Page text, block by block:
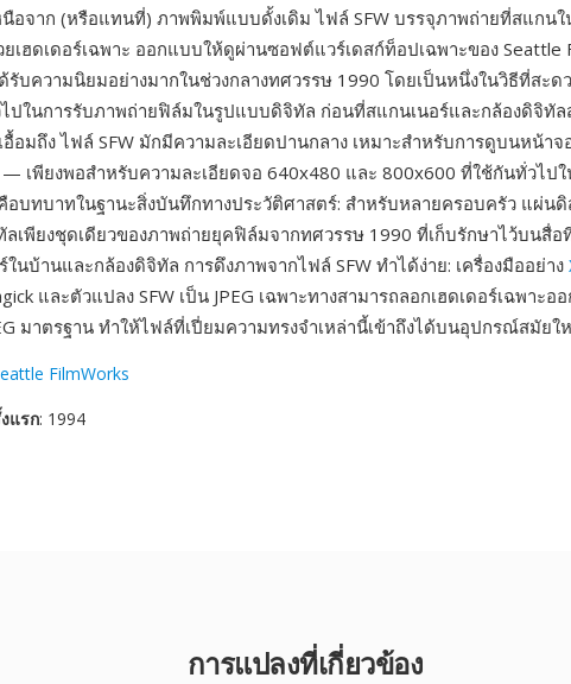
อจาก (หรือแทนที่) ภาพพิมพ์แบบดั้งเดิม ไฟล์ SFW บรรจุภาพถ่ายที่สแกนใ
เฮดเดอร์เฉพาะ ออกแบบให้ดูผ่านซอฟต์แวร์เดสก์ท็อปเฉพาะของ Seattle
รับความนิยมอย่างมากในช่วงกลางทศวรรษ 1990 โดยเป็นหนึ่งในวิธีที่สะ
ปในการรับภาพถ่ายฟิล์มในรูปแบบดิจิทัล ก่อนที่สแกนเนอร์และกล้องดิจิทั
อื้อมถึง ไฟล์ SFW มักมีความละเอียดปานกลาง เหมาะสำหรับการดูบนหน้า
เพียงพอสำหรับความละเอียดจอ 640x480 และ 800x600 ที่ใช้กันทั่วไป
อบทบาทในฐานะสิ่งบันทึกทางประวัติศาสตร์: สำหรับหลายครอบครัว แผ่นดิ
ลเพียงชุดเดียวของภาพถ่ายยุคฟิล์มจากทศวรรษ 1990 ที่เก็บรักษาไว้บนสื่
ในบ้านและกล้องดิจิทัล การดึงภาพจากไฟล์ SFW ทำได้ง่าย: เครื่องมืออย่าง
และตัวแปลง SFW เป็น JPEG เฉพาะทางสามารถลอกเฮดเดอร์เฉพาะ
มาตรฐาน ทำให้ไฟล์ที่เปี่ยมความทรงจำเหล่านี้เข้าถึงได้บนอุปกรณ์สมัย
FilmWorks
แรก: 1994
การแปลงที่เกี่ยวข้อง